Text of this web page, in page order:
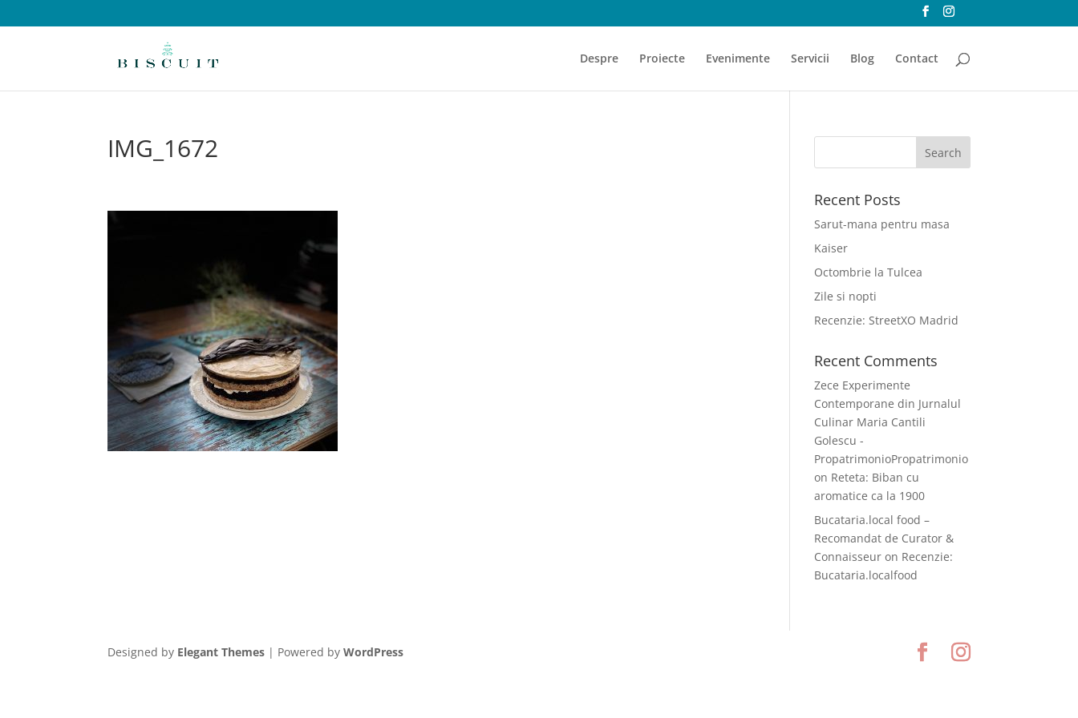
Despre Proiecte Evenimente Servicii Blog Contact
IMG_1672
Recent Posts
Sarut-mana pentru masa
Kaiser
Octombrie la Tulcea
Zile si nopti
Recenzie: StreetXO Madrid
Recent Comments
Zece Experimente
Contemporane din Jurnalul
Culinar Maria Cantili
Golescu -
PropatrimonioPropatrimonio
on Reteta: Biban cu
aromatice ca la 1900
Bucataria.local food –
Recomandat de Curator &
Connaisseur on Recenzie:
Bucataria.localfood
Designed by Elegant Themes | Powered byWordPress